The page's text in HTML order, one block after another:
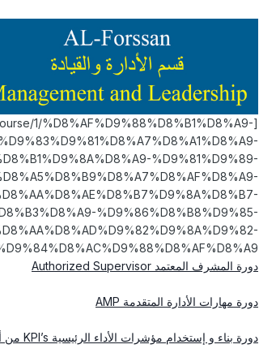
1/%D8%AF%D9%88%D8%B1%D8%A9-
%D9%81%D9%89-
%D9%86%D8%B8%D9%85-
دورة المشرف المعتمد Authorized Supervisor
دورة مهارات الأدارة المتقدمة AMP
دورة بناء و إستخدام مؤشرات الأداء الرئيسية KPI’s من أجل الريادة المؤسسية